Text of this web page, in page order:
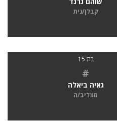
קבלן/נית
בת 15
#
גאיה ביאלה
מצליב/ה